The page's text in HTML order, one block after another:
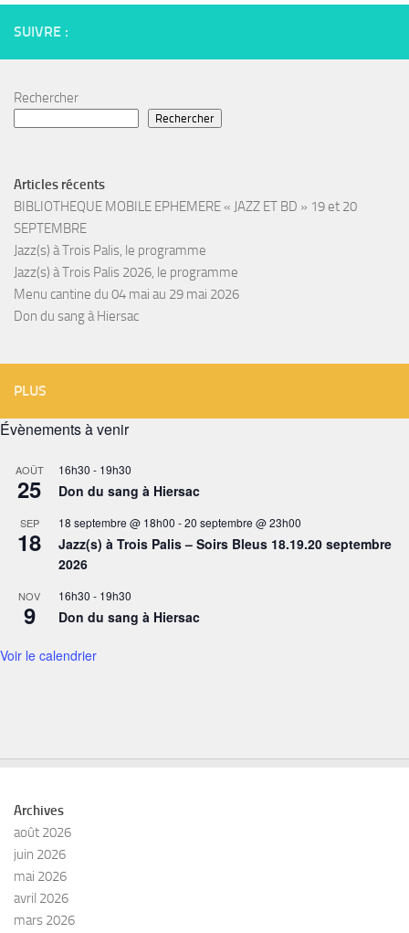
SUIVRE :
Rechercher
Rechercher
Articles récents
BIBLIOTHEQUE MOBILE EPHEMERE « JAZZ ET BD » 19 et 20
SEPTEMBRE
Jazz(s) à Trois Palis, le programme
Jazz(s) à Trois Palis 2026, le programme
Menu cantine du 04 mai au 29 mai 2026
Don du sang à Hiersac
PLUS
Évènements à venir
AOÛT
25
16h30 - 19h30
Don du sang à Hiersac
SEP
18
18 septembre @ 18h00 -20 septembre @ 23h00
Jazz(s) à Trois Palis – Soirs Bleus 18.19.20 septembre
2026
NOV
9
16h30 - 19h30
Don du sang à Hiersac
Voir le calendrier
Archives
août 2026
juin 2026
mai 2026
avril 2026
mars 2026